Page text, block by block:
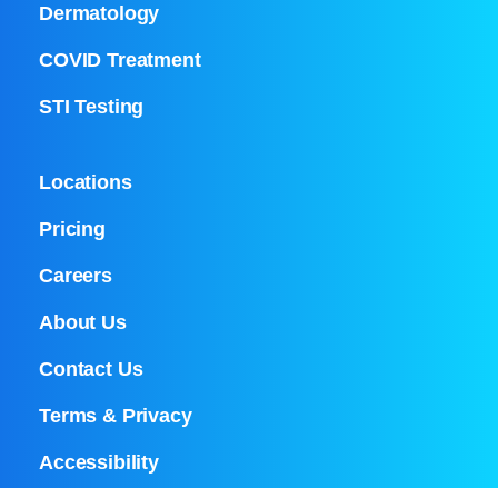
Dermatology
COVID Treatment
STI Testing
Locations
Pricing
Careers
About Us
Contact Us
Terms & Privacy
Accessibility